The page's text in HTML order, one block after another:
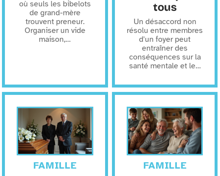
où seuls les bibelots
de grand-mère
trouvent preneur.
Organiser un vide
maison,…
tous
Un désaccord non
résolu entre membres
d'un foyer peut
entraîner des
conséquences sur la
santé mentale et le…
FAMILLE FAMILLE